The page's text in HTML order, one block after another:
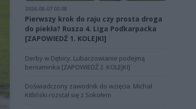
2026-08-07 02:08
Pierwszy krok do raju czy prosta droga
do piekła? Rusza 4. Liga Podkarpacka
[ZAPOWIEDŹ 1. KOLEJKI]
Derby w Dębicy. Lubaczowianie podejmą
beniaminka [ZAPOWIEDŹ 2. KOLEJKI]
Doświadczony zawodnik do wzięcia. Michał
Kitliński rozstał się z Sokołem